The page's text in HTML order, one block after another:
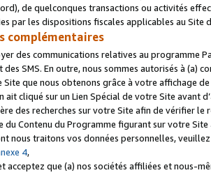
de quelconques transactions ou activités
par les dispositions fiscales applicables au Site
complémentaires
des communications relatives au programme
SMS. En outre, nous sommes autorisés à
que nous obtenons grâce à votre affichage
ait cliqué sur un Lien Spécial de votre Site avant
des recherches sur votre Site afin de vérifier
Contenu du Programme figurant sur votre
nous traitons vos données personnelles,
4,
acceptez que (a) nos sociétés affiliées et nous-